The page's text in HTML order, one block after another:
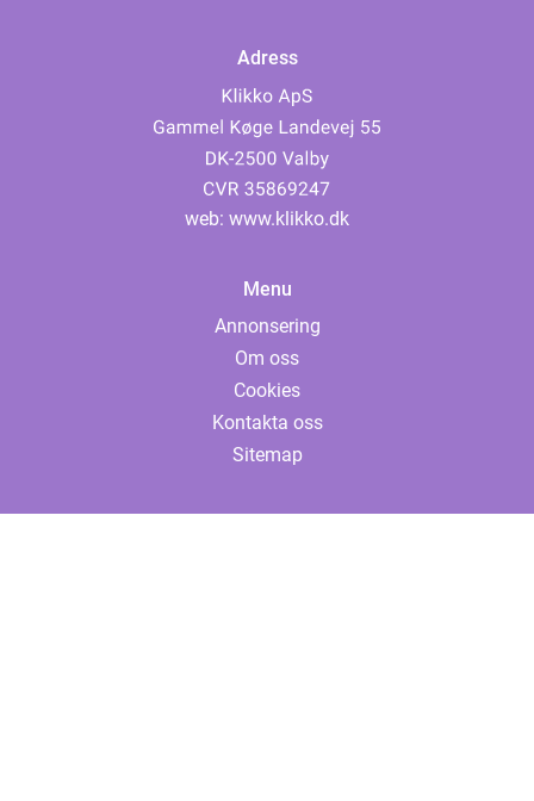
Adress
web: www.klikko.dk
Menu
Annonsering
Om oss
Cookies
Kontakta oss
Sitemap